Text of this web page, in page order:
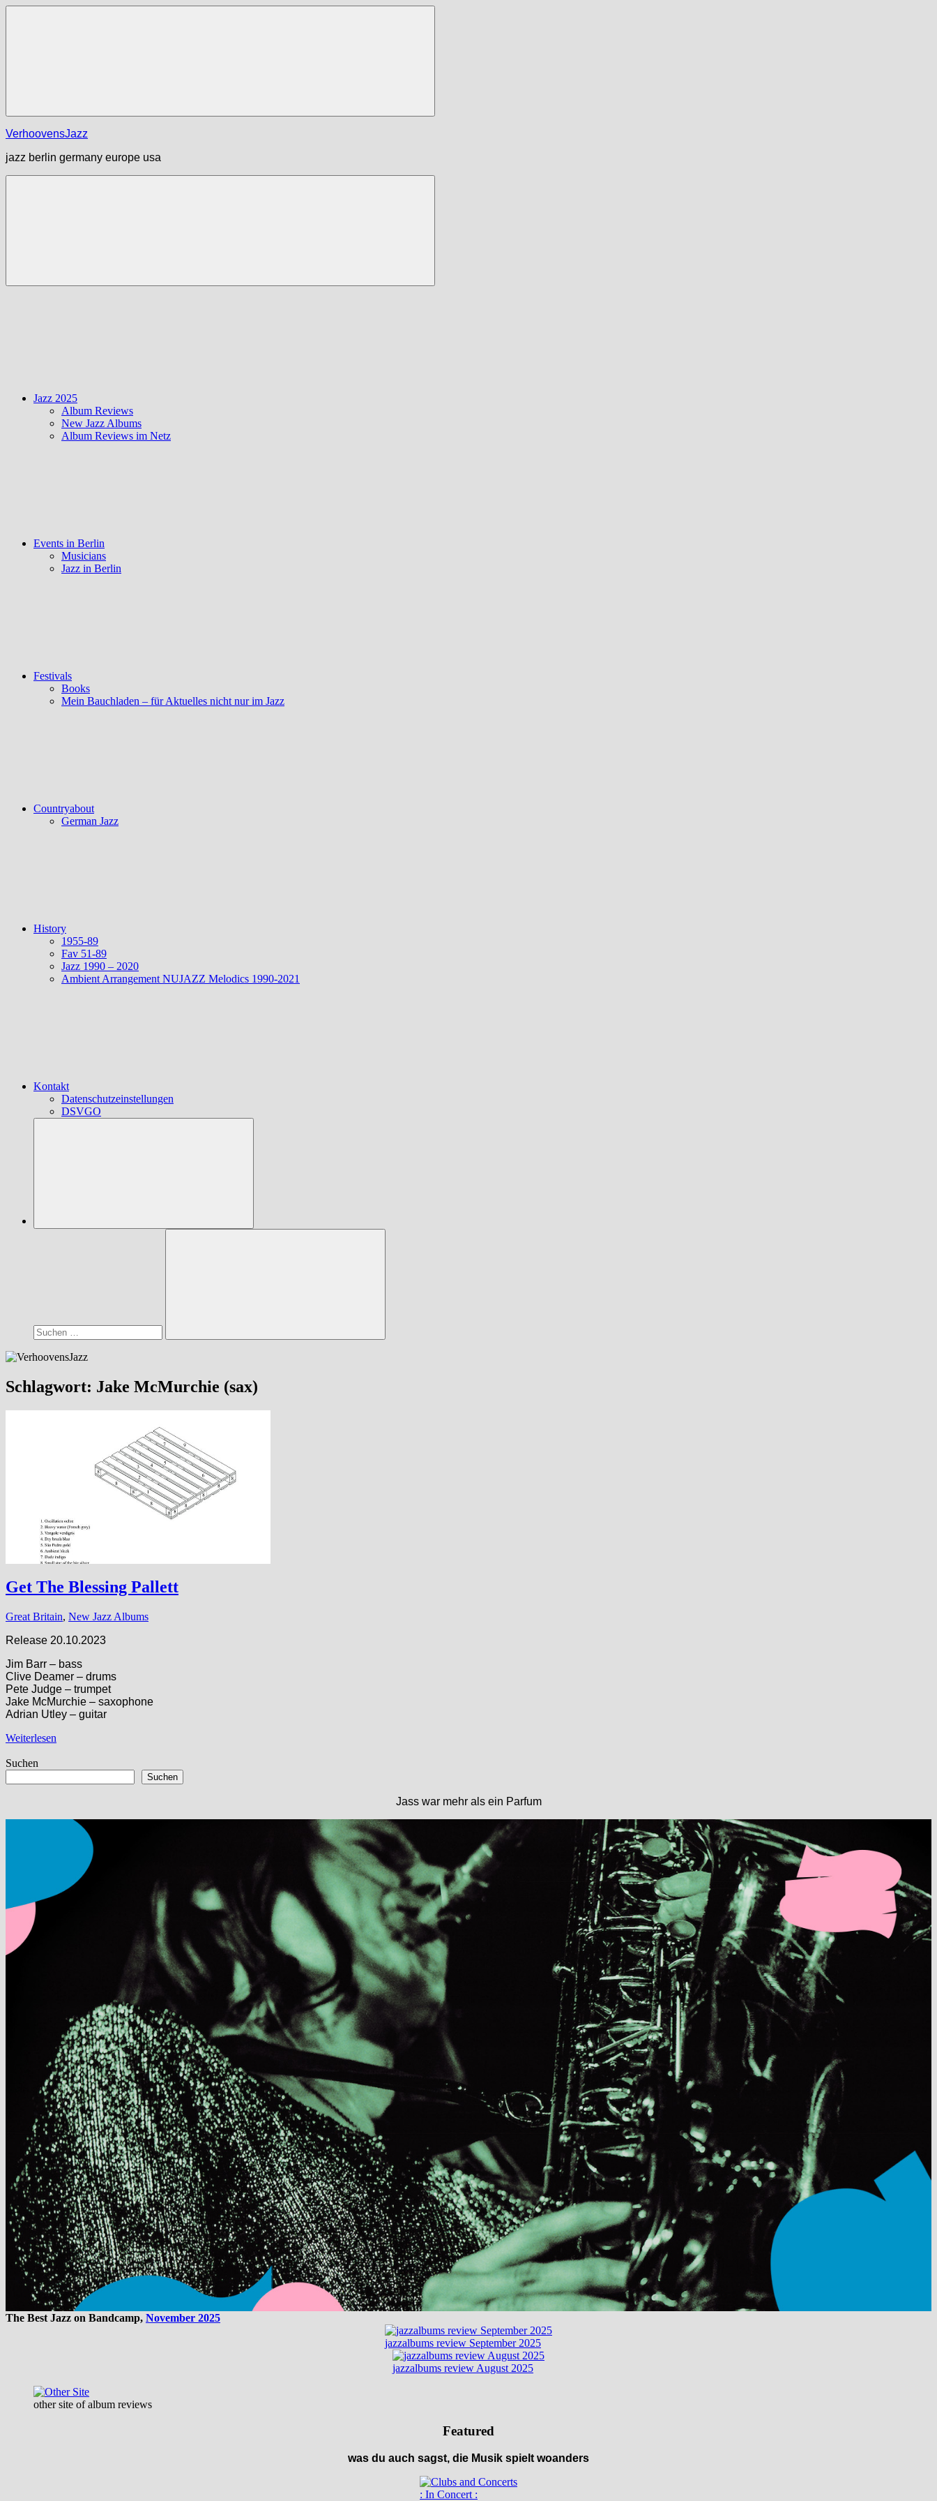
Zum
Menü
VerhoovensJazz
jazz berlin germany europe usa
Menü
Jazz 2025
Album Reviews
New Jazz Albums
Album Reviews im Netz
Events in Berlin
Musicians
Jazz in Berlin
Festivals
Books
Mein Bauchladen – für Aktuelles nicht nur im Jazz
Countryabout
German Jazz
History
1955-89
Fav 51-89
Jazz 1990 – 2020
Ambient Arrangement NUJAZZ Melodics 1990-2021
Kontakt
Datenschutzeinstellungen
DSVGO
Suchen
Schlagwort: Jake McMurchie (sax)
Get The Blessing Pallett
Great Britain, New Jazz Albums
Release 20.10.2023
Jim Barr – bass
Clive Deamer – drums
Pete Judge – trumpet
Jake McMurchie – saxophone
Adrian Utley – guitar
Weiterlesen
Suchen
Suchen
Jass war mehr als ein Parfum
The Best Jazz on Bandcamp, November 2025
jazzalbums review September 2025
jazzalbums review August 2025
other site of album reviews
Featured
was du auch sagst, die Musik spielt woanders
: In Concert :